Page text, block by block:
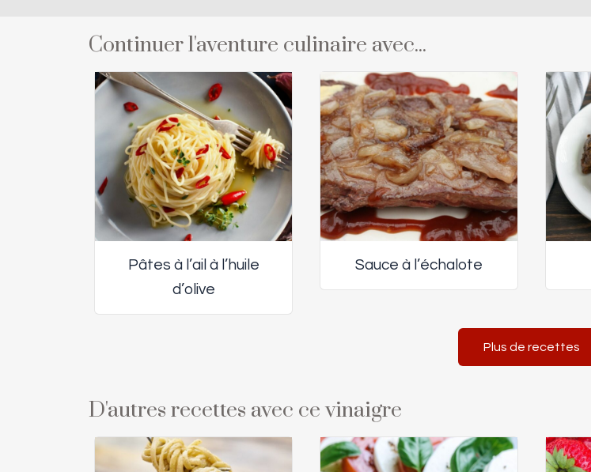
Continuer l'aventure culinaire avec...
Pâtes à l’ail à l’huile
d’olive
Sauce à l’échalote
Plus de recettes
D'autres recettes avec ce vinaigre